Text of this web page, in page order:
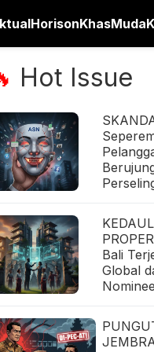
HorisonKhasMuda
Hot Issue
Bali
Global
Nominee